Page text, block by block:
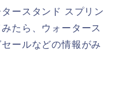
ースタンド スプリン
たら、ウォータース
ールなどの情報がみ